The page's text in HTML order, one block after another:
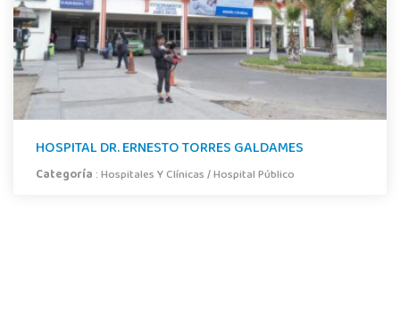
HOSPITAL DR. ERNESTO TORRES GALDAMES
Categoría :Hospitales Y Clínicas/Hospital Público